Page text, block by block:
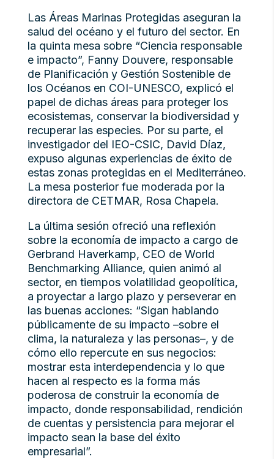
Las Áreas Marinas Protegidas aseguran la
salud del océano y el futuro del sector. En
la quinta mesa sobre “Ciencia responsable
e impacto”, Fanny Douvere, responsable
de Planificación y Gestión Sostenible de
los Océanos en COI-UNESCO, explicó el
papel de dichas áreas para proteger los
ecosistemas, conservar la biodiversidad y
recuperar las especies. Por su parte, el
investigador del IEO-CSIC, David Díaz,
expuso algunas experiencias de éxito de
estas zonas protegidas en el Mediterráneo.
La mesa posterior fue moderada por la
directora de CETMAR, Rosa Chapela.
La última sesión ofreció una reflexión
sobre la economía de impacto a cargo de
Gerbrand Haverkamp, CEO de World
Benchmarking Alliance, quien animó al
sector, en tiempos volatilidad geopolítica,
a proyectar a largo plazo y perseverar en
las buenas acciones: “Sigan hablando
públicamente de su impacto –sobre el
clima, la naturaleza y las personas–, y de
cómo ello repercute en sus negocios:
mostrar esta interdependencia y lo que
hacen al respecto es la forma más
poderosa de construir la economía de
impacto, donde responsabilidad, rendición
de cuentas y persistencia para mejorar el
impacto sean la base del éxito
empresarial”.